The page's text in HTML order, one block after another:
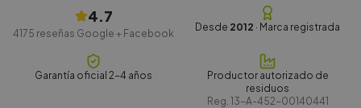
4.7
4175 reseñas Google + Facebook
Desde 2012 · Marca registrada
Garantía oficial 2-4 años
Productor autorizado de
residuos
Reg. 13-A-452-00140441